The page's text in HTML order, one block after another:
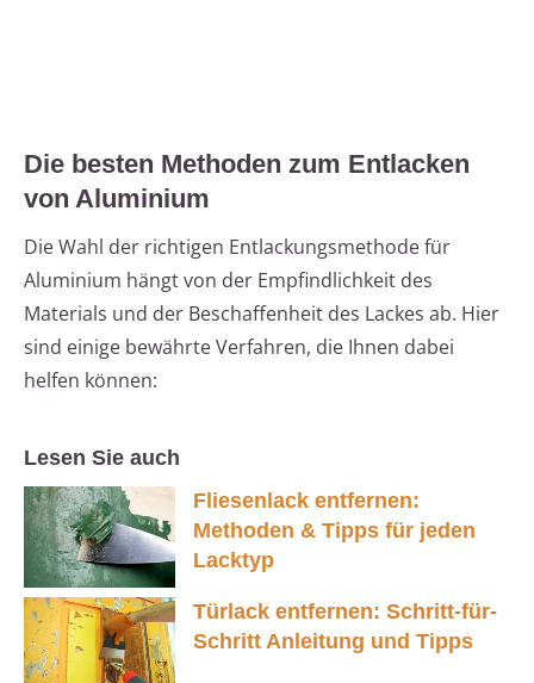
Die besten Methoden zum Entlacken
von Aluminium
Die Wahl der richtigen Entlackungsmethode für
Aluminium hängt von der Empfindlichkeit des
Materials und der Beschaffenheit des Lackes ab. Hier
sind einige bewährte Verfahren, die Ihnen dabei
helfen können:
Lesen Sie auch
Fliesenlack entfernen:
Methoden & Tipps für jeden
Lacktyp
Türlack entfernen: Schritt-für-
Schritt Anleitung und Tipps